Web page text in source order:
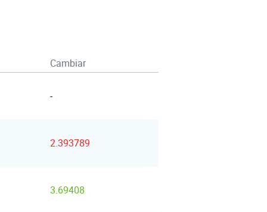
Cambiar
-
2.393789
3.69408